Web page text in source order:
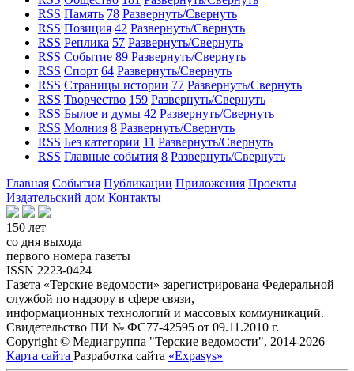
RSS Память 78 Развернуть/Свернуть
RSS Позиция 42 Развернуть/Свернуть
RSS Реплика 57 Развернуть/Свернуть
RSS Событие 89 Развернуть/Свернуть
RSS Спорт 64 Развернуть/Свернуть
RSS Страницы истории 77 Развернуть/Свернуть
RSS Творчество 159 Развернуть/Свернуть
RSS Былое и думы 42 Развернуть/Свернуть
RSS Молния 8 Развернуть/Свернуть
RSS Без категории 11 Развернуть/Свернуть
RSS Главные события 8 Развернуть/Свернуть
Главная События Публикации Приложения Проекты
Издательский дом Контакты
150 лет
со дня выхода
первого номера газеты
ISSN 2223-0424
Газета «Терские ведомости» зарегистрирована Федеральной
службой по надзору в сфере связи,
информационных технологий и массовых коммуникаций.
Свидетельство ПИ № ФС77-42595 от 09.11.2010 г.
Copyright © Медиагруппа "Терские ведомости", 2014-2026
Карта сайта Разработка сайта «Expasys»